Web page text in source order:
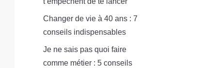
Changer de vie à 40 ans : 7
conseils indispensables
Je ne sais pas quoi faire
comme métier : 5 conseils